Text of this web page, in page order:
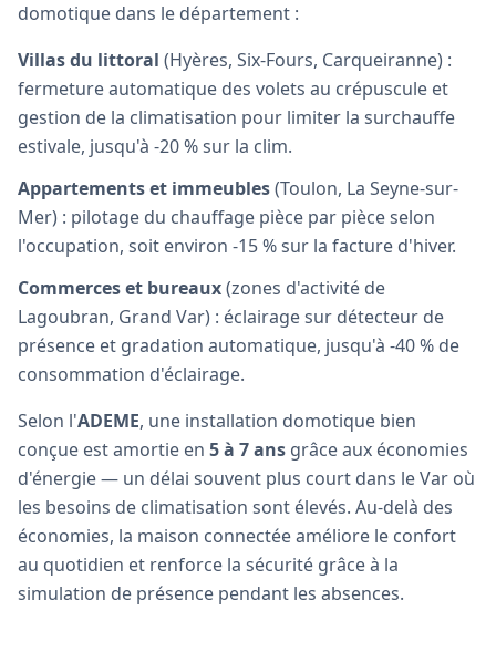
domotique dans le département :
Villas du littoral (Hyères, Six-Fours, Carqueiranne) :
fermeture automatique des volets au crépuscule et
gestion de la climatisation pour limiter la surchauffe
estivale, jusqu'à -20 % sur la clim.
Appartements et immeubles(Toulon, La Seyne-sur-
Mer) : pilotage du chauffage pièce par pièce selon
l'occupation, soit environ -15 % sur la facture d'hiver.
Commerces et bureaux(zones d'activité de
Lagoubran, Grand Var) : éclairage sur détecteur de
présence et gradation automatique, jusqu'à -40 % de
consommation d'éclairage.
Selon l'ADEME, une installation domotique bien
conçue est amortie en 5 à 7 ans grâce aux économies
d'énergie — un délai souvent plus court dans le Var où
les besoins de climatisation sont élevés. Au-delà des
économies, la maison connectée améliore le confort
au quotidien et renforce la sécurité grâce à la
simulation de présence pendant les absences.